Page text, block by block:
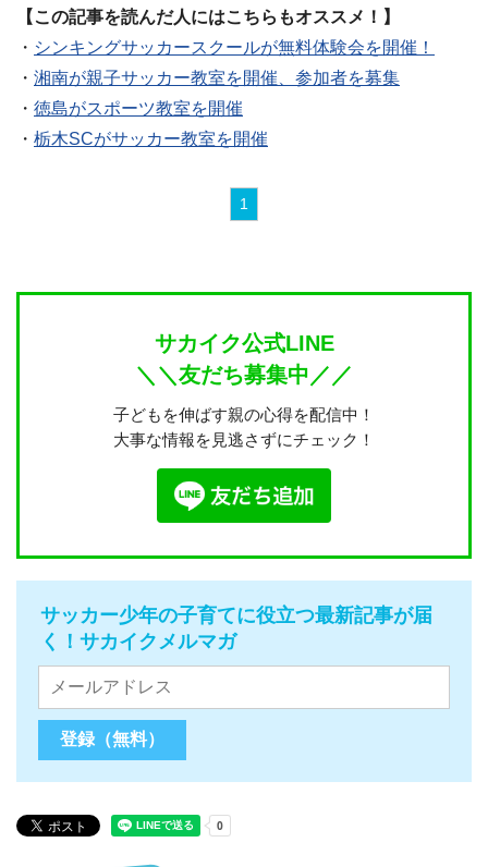
【この記事を読んだ人にはこちらもオススメ！】
・ シンキングサッカースクールが無料体験会を開催！
・ 湘南が親子サッカー教室を開催、参加者を募集
・ 徳島がスポーツ教室を開催
・ 栃木SCがサッカー教室を開催
1
サカイク公式LINE
＼＼友だち募集中／／
子どもを伸ばす親の心得を配信中！
大事な情報を見逃さずにチェック！
サッカー少年の子育てに役立つ最新記事が届
く！サカイクメルマガ